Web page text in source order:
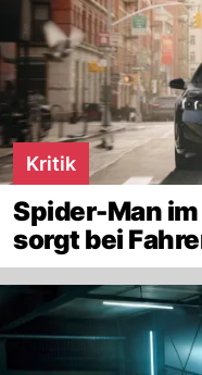
Kritik
Spider-Man
sorgt bei